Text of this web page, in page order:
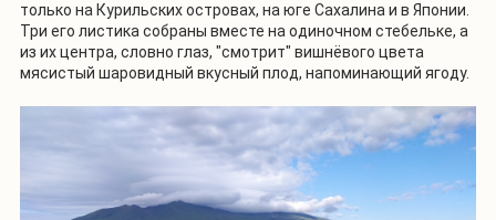
только на Курильских островах, на юге Сахалина и в Японии.
Три его листика собраны вместе на одиночном стебельке, а
из их центра, словно глаз, "смотрит" вишнёвого цвета
мясистый шаровидный вкусный плод, напоминающий ягоду.